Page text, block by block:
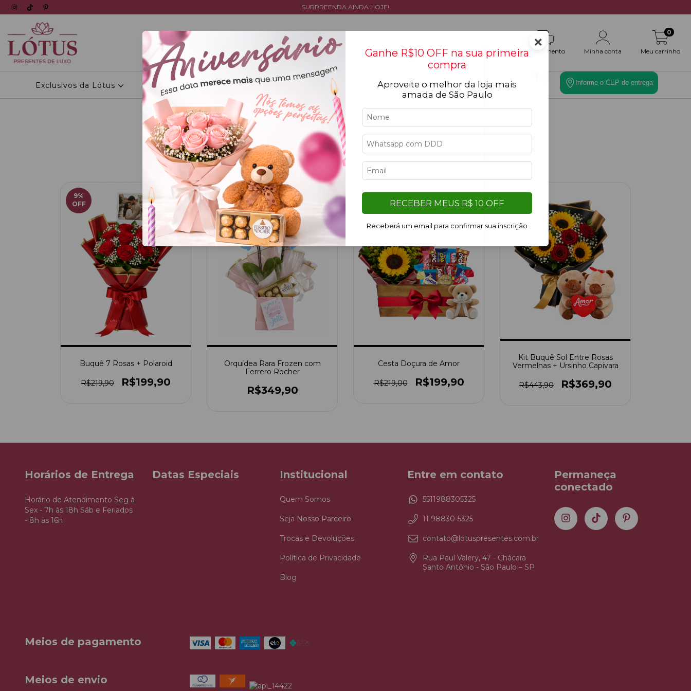
SURPREENDA AINDA HOJE!
Atendimento Minha conta Meu carrinho
0
Exclusivos da Lótus Personalizados Tipos de flores Cestas Coleção Ocasiões Toque Final Informe o CEP de entrega
Erro - 404
Desculpe, mas a página que você está procurando não existe.
Talvez você se interesse pelos seguintes produtos.
9%
OFF
Buquê 7 Rosas + Polaroid
R$219,90 R$199,90
Orquídea Rara Frozen com
Ferrero Rocher
R$349,90
Cesta Doçura de Amor
R$219,00 R$199,90
Kit Buquê Sol Entre Rosas
Vermelhas + Ursinho Capivara
R$443,90 R$369,90
Horários de Entrega
Horário de Atendimento Seg à
Sex - 7h às 18h Sáb e Feriados
- 8h às 16h
Datas Especiais Institucional
Quem Somos
Seja Nosso Parceiro
Trocas e Devoluções
Política de Privacidade
Blog
Entre em contato
5511988305325
11 98830-5325
contato@lotuspresentes.com.br
Rua Paul Valery, 47 - Chácara
Santo Antônio - São Paulo – SP
Permaneça
conectado
Meios de pagamento
Meios de envio
×
Ganhe R$10 OFF na sua primeira
compra
Aproveite o melhor da loja mais
amada de São Paulo
RECEBER MEUS R$ 10 OFF
Receberá um email para confirmar sua inscrição